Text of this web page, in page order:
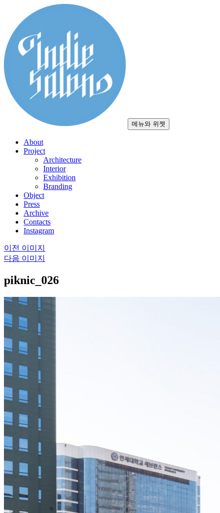
로
건
너
뛰
기
메뉴와 위젯
About
Project
Architecture
Interior
Exhibition
Branding
Object
Press
Archive
Contacts
Instagram
이전 이미지
다음 이미지
piknic_026